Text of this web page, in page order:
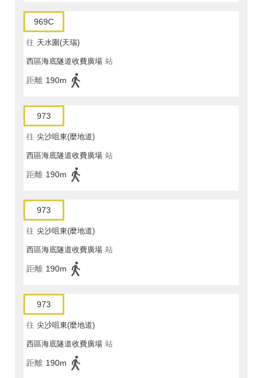
969C
往 天水圍(天瑞)
西區海底隧道收費廣場 站
距離 190m
973
往 尖沙咀東(麼地道)
西區海底隧道收費廣場 站
距離 190m
973
往 尖沙咀東(麼地道)
西區海底隧道收費廣場 站
距離 190m
973
往 尖沙咀東(麼地道)
西區海底隧道收費廣場 站
距離 190m